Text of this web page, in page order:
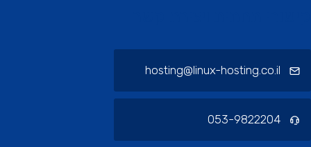
hosting@linux-hosting.co.il
053-9822204